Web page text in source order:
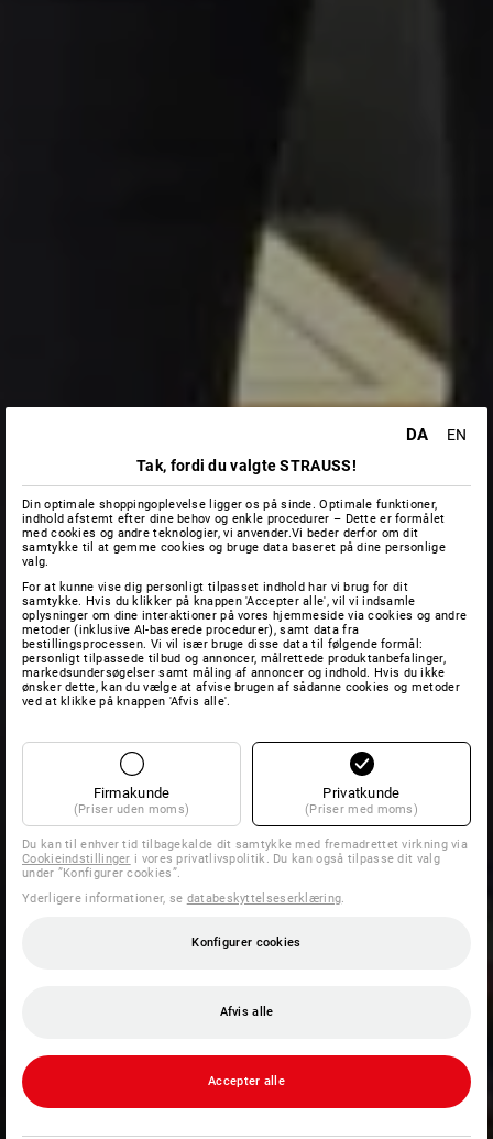
DA
EN
Tak, fordi du valgte STRAUSS!
Din optimale shoppingoplevelse ligger os på sinde. Optimale funktioner,
indhold afstemt efter dine behov og enkle procedurer – Dette er formålet
med cookies og andre teknologier, vi anvender.Vi beder derfor om dit
samtykke til at gemme cookies og bruge data baseret på dine personlige
valg.
For at kunne vise dig personligt tilpasset indhold har vi brug for dit
samtykke. Hvis du klikker på knappen 'Accepter alle', vil vi indsamle
oplysninger om dine interaktioner på vores hjemmeside via cookies og andre
metoder (inklusive AI-baserede procedurer), samt data fra
bestillingsprocessen. Vi vil især bruge disse data til følgende formål:
personligt tilpassede tilbud og annoncer, målrettede produktanbefalinger,
markedsundersøgelser samt måling af annoncer og indhold. Hvis du ikke
ønsker dette, kan du vælge at afvise brugen af sådanne cookies og metoder
ved at klikke på knappen 'Afvis alle'.
Firmakunde
(Priser uden moms)
Privatkunde
(Priser med moms)
Du kan til enhver tid tilbagekalde dit samtykke med fremadrettet virkning via
Cookieindstillinger i vores privatlivspolitik. Du kan også tilpasse dit valg
under ”Konfigurer cookies”.
Yderligere informationer, se databeskyttelseserklæring
Konfigurer cookies
Afvis alle
Accepter alle